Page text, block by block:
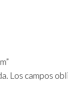
Los campos